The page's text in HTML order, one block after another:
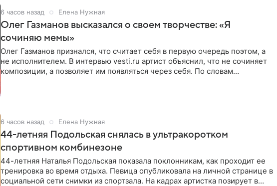
6 часов назад Елена Нужная
Олег Газманов высказался о своем творчестве: «Я
сочиняю мемы»
Олег Газманов признался, что считает себя в первую очередь поэтом, а
не исполнителем. В интервью vesti.ru артист объяснил, что не сочиняет
композиции, а позволяет им появляться через себя. По словам
6 часов назад Елена Нужная
44-летняя Подольская снялась в ультракоротком
спортивном комбинезоне
44-летняя Наталья Подольская показала поклонникам, как проходит ее
тренировка во время отдыха. Певица опубликовала на личной странице в
социальной сети снимки из спортзала. На кадрах артистка позирует в